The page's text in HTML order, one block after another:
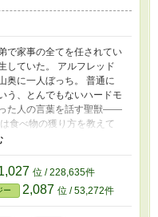
で家事の全てを任されてい
していた。 アルフレッド
奥に一人ぼっち。 普通に
う、とんでもないハードモ
た人の言葉を話す聖獣――
食べ物の獲り方を教えて
を振るい、調理という形で
がもうすぐ十六歳になる
会で生きる様にと言われて
しだけ使える聖獣の力と
ず異世界の定番である冒
職業学校を卒業しないと
位 / 228,635件
ー 2,087 位 / 53,272件